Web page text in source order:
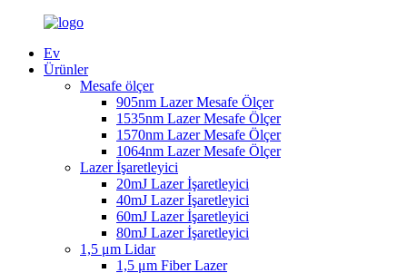
Ev
Ürünler
Mesafe ölçer
905nm Lazer Mesafe Ölçer
1535nm Lazer Mesafe Ölçer
1570nm Lazer Mesafe Ölçer
1064nm Lazer Mesafe Ölçer
Lazer İşaretleyici
20mJ Lazer İşaretleyici
40mJ Lazer İşaretleyici
60mJ Lazer İşaretleyici
80mJ Lazer İşaretleyici
1,5 μm Lidar
1,5 μm Fiber Lazer